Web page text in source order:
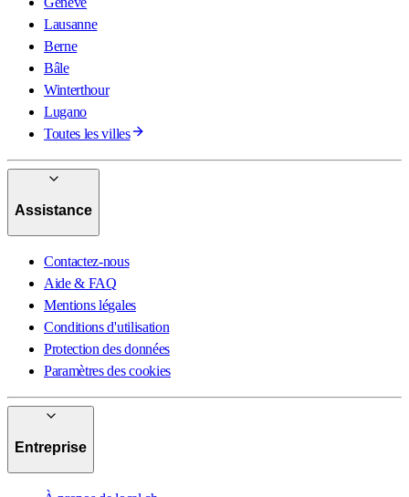
Lausanne
Berne
Bâle
Winterthour
Lugano
Toutes les villes
Assistance
Contactez-nous
Aide & FAQ
Mentions légales
Conditions d'utilisation
Protection des données
Paramètres des cookies
Entreprise